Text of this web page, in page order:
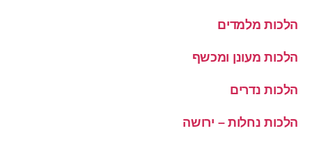
הלכות מלמדים
הלכות מעונן ומכשף
הלכות נדרים
הלכות נחלות – ירושה